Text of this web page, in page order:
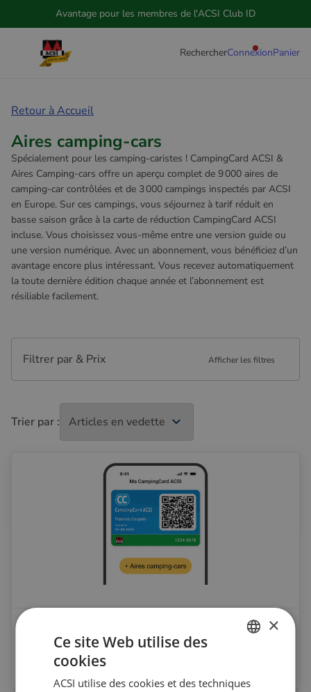
Avantage pour les membres de l'ACSI Club ID
RechercherConnexionPanier
Retour à Accueil
Aires camping-cars
Spécialement pour les camping-caristes ! CampingCard ACSI &
Aires Camping-cars offre un aperçu complet de 9 000 aires de
camping-car contrôlées et de 3 000 campings inspectés par ACSI
en Europe. Sur ces campings, vous séjournez à tarif réduit en
basse saison grâce à la carte de réduction CampingCard ACSI
incluse. Vous choisissez vous-même entre une version guide ou
une version numérique. Avec un abonnement, vous bénéficiez d’un
avantage encore plus intéressant. Vous recevez automatiquement
la toute dernière édition chaque année et l’abonnement est
résiliable facilement.
Filtrer par & Prix Afficher les filtres
Trier par :
CampingCard ACSI Digital & Aires Camping-Cars
À partir de
27.95 €
ENGLISH
×
Ce site Web utilise des
cookies
ACSI utilise des cookies et des techniques